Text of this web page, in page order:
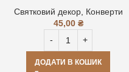
Святковий декор, Конверти
45,00 ₴
ДОДАТИ В КОШИК